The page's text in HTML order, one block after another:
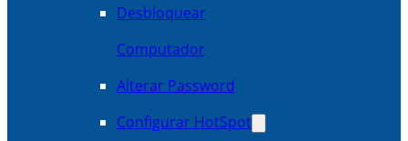
Desbloquear
Computador
Alterar Password
Configurar HotSpot